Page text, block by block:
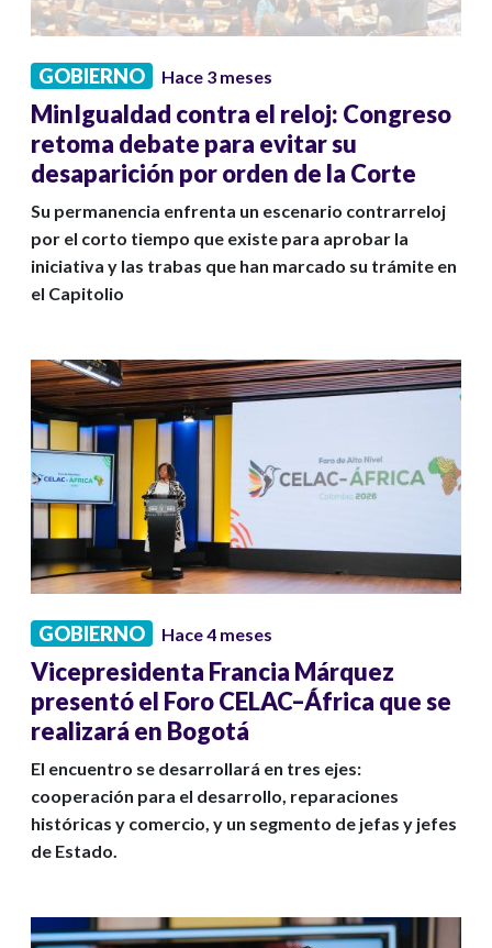
GOBIERNO Hace 3 meses
MinIgualdad contra el reloj: Congreso
retoma debate para evitar su
desaparición por orden de la Corte
Su permanencia enfrenta un escenario contrarreloj
por el corto tiempo que existe para aprobar la
iniciativa y las trabas que han marcado su trámite en
el Capitolio
GOBIERNO Hace 4 meses
Vicepresidenta Francia Márquez
presentó el Foro CELAC–África que se
realizará en Bogotá
El encuentro se desarrollará en tres ejes:
cooperación para el desarrollo, reparaciones
históricas y comercio, y un segmento de jefas y jefes
de Estado.